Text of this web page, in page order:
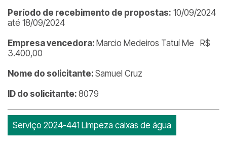
Período de recebimento de propostas: 10/09/2024
até 18/09/2024
Empresa vencedora: Marcio Medeiros Tatuí Me R$
3.400,00
Nome do solicitante: Samuel Cruz
ID do solicitante: 8079
Serviço 2024-441 Limpeza caixas de água